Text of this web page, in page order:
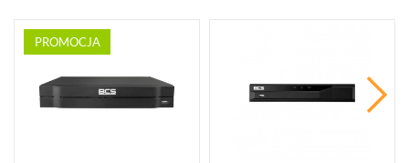
PROMOCJA